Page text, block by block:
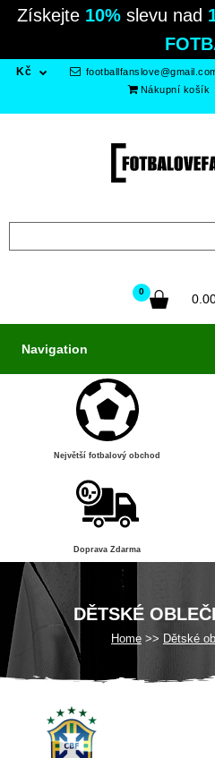
Získejte 10% slevu nad
Kč
Nákupní košík
0
Navigation
Největší fotbalový obchod
Doprava Zdarma
DĚTSKÉ
Home Dětské